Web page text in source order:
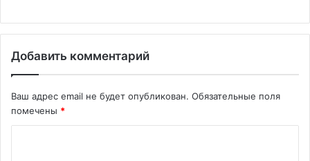
Добавить комментарий
Ваш адрес email не будет опубликован. Обязательные поля
помечены *